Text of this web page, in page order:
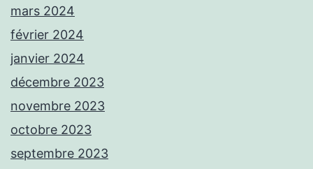
mars 2024
février 2024
janvier 2024
décembre 2023
novembre 2023
octobre 2023
septembre 2023